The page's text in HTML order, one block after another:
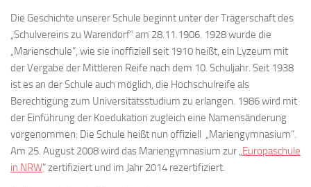
Die Geschichte unserer Schule beginnt unter der Trägerschaft des
„Schulvereins zu Warendorf“ am 28.11.1906. 1928 wurde die
„Marienschule“, wie sie inoffiziell seit 1910 heißt, ein Lyzeum mit
der Vergabe der Mittleren Reife nach dem 10. Schuljahr. Seit 1938
ist es an der Schule auch möglich, die Hochschulreife als
Berechtigung zum Universitätsstudium zu erlangen. 1986 wird mit
der Einführung der Koedukation zugleich eine Namensänderung
vorgenommen: Die Schule heißt nun offiziell „Mariengymnasium“.
Am 25. August 2008 wird das Mariengymnasium zur „Europaschule
in NRW“ zertifiziert und im Jahr 2014 rezertifiziert.